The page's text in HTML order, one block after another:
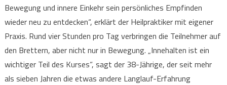
Bewegung und innere Einkehr sein persönliches Empfinden
wieder neu zu entdecken“, erklärt der Heilpraktiker mit eigener
Praxis. Rund vier Stunden pro Tag verbringen die Teilnehmer auf
den Brettern, aber nicht nur in Bewegung. „Innehalten ist ein
wichtiger Teil des Kurses“, sagt der 38-Jährige, der seit mehr
als sieben Jahren die etwas andere Langlauf-Erfahrung